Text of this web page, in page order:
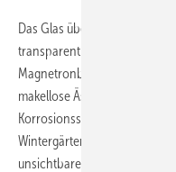
Das Glas überzeugt mit einer
transparent. Gegen
Magnetronbeschichtung
makellose Ästhetik – AGC
Korrosionsschutzgarantie.
Wintergärten oder
unsichtbare Beschichtung